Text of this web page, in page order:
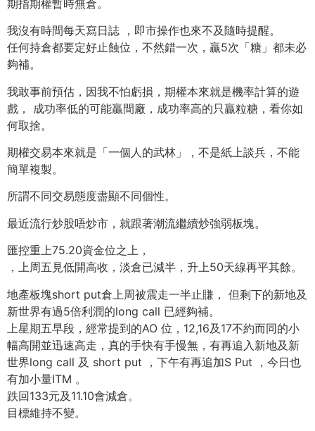
期指期權暫時無倉。
我沒有時間每天寫日誌 ，即市操作也來不及隨時提醒。
任何持倉都要定好止蝕位，不然錯一次，贏5次「糖」都未必
夠補。
我敢事前預估，因我不怕虧損，期權本來就是機率計算的遊
戲， 成功率低的可能贏間廠，成功率高的只贏粒糖，看你如
何取捨。
期權交易本來就是「一個人的武林」，不是紙上談兵，不能
簡單複製。
所謂不同交易態度盡顯不同個性。
最近流行炒股唔炒市，就跟著潮流繼續炒強弱板塊。
匯控重上75.20資金位之上，
，上周五見低開高收，淡倉已減半，升上50天線再平其餘。
地產板塊short put倉上周被震走一半止賺， 但剩下的新地及
新世界有過5倍利潤的long call 已經夠補。
上星期五早段，經常提到的AO 位，12,16及17不約而同的小
幅高開並迅速高走，真的手快有手慢無，有再追入新地及新
世界long call 及 short put ，下午有再追加S Put ，今日也
有加小量ITM 。
跌回133元及11.10會減倉。
目標維持不變。